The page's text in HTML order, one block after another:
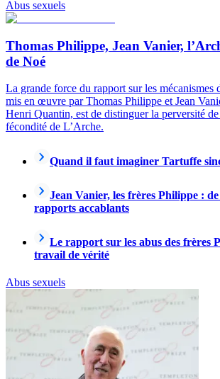
Abus sexuels
Thomas Philippe, Jean Vanier,
de Noé
La grande force du rapport sur les mécanismes
mis en œuvre par Thomas Philippe et Jean
Henri Quantin, est de distinguer la perversité
fécondité de L’Arche.
Quand il faut imaginer Tartuffe
Jean Vanier, les frères Philippe :
rapports accablants
Le rapport sur les abus des frères
travail de vérité
Abus sexuels